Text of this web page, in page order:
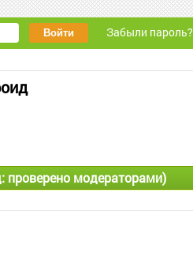
Забыли пароль?
проверено модераторами)